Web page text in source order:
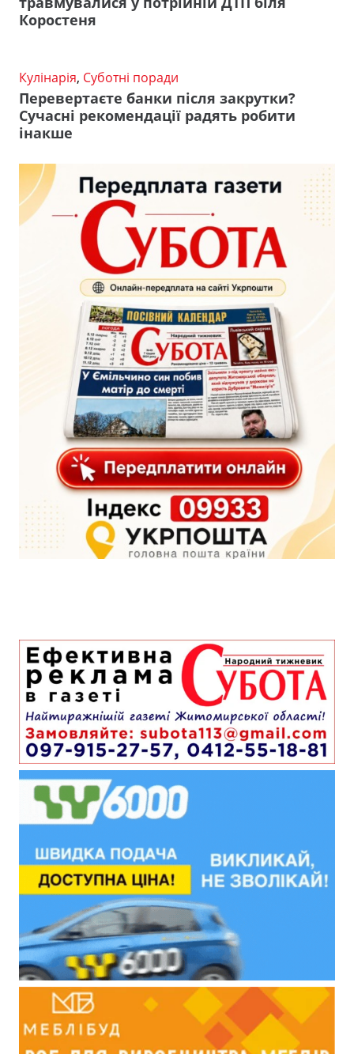
Коростеня
Кулінарія, Суботні поради
Перевертаєте банки після закрутки?
Сучасні рекомендації радять робити
інакше